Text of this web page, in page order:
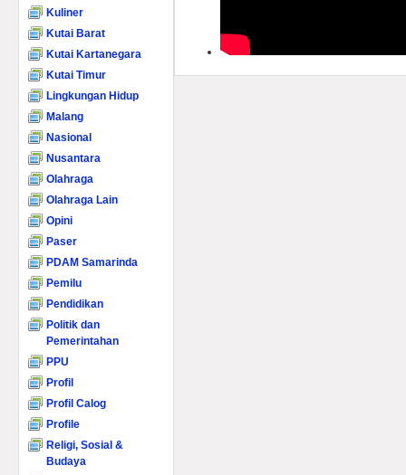
Kuliner
Kutai Barat
Kutai Kartanegara
Kutai Timur
Lingkungan Hidup
Malang
Nasional
Nusantara
Olahraga
Olahraga Lain
Opini
Paser
PDAM Samarinda
Pemilu
Pendidikan
Politik dan
Pemerintahan
PPU
Profil
Profil Calog
Profile
Religi, Sosial &
Budaya